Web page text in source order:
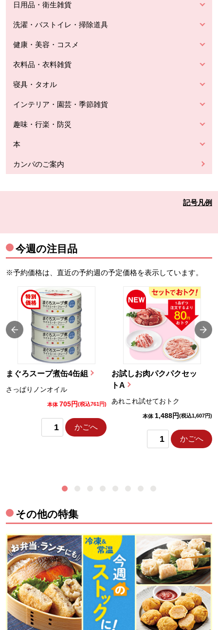
日用品・衛生雑貨
洗濯・バストイレ・掃除道具
健康・美容・コスメ
衣料品・衣料雑貨
寝具・タオル
インテリア・園芸・季節雑貨
趣味・行楽・防災
本
カンパのご案内
記号凡例
今週の注目品
※予約価格は、直近の予約週の予定価格を表示しています。
まぐろスープ煮缶4缶組
さっぱりノンオイル
本体 705円(税込761円)
かごへ
お試しお肉パクパクセッ
トA
あれこれ試せておトク
本体 1,488円(税込1,607円)
かごへ
その他の特集